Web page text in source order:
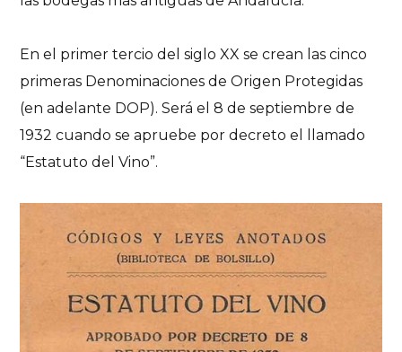
En el primer tercio del siglo XX se crean las cinco
primeras Denominaciones de Origen Protegidas
(en adelante DOP). Será el 8 de septiembre de
1932 cuando se apruebe por decreto el llamado
“Estatuto del Vino”.